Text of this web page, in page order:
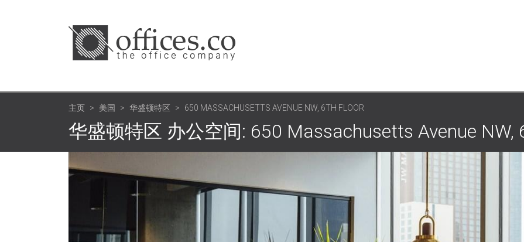
主页 美国 华盛顿特区 650 MASSACHUSETTS AVENUE NW, 6TH FLOOR
华盛顿特区 办公空间: 650 Massachusetts Avenue NW,